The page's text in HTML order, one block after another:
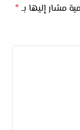
مشار إليها بـ*